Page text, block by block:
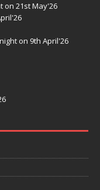
on 21st May'26
on 9th April'26